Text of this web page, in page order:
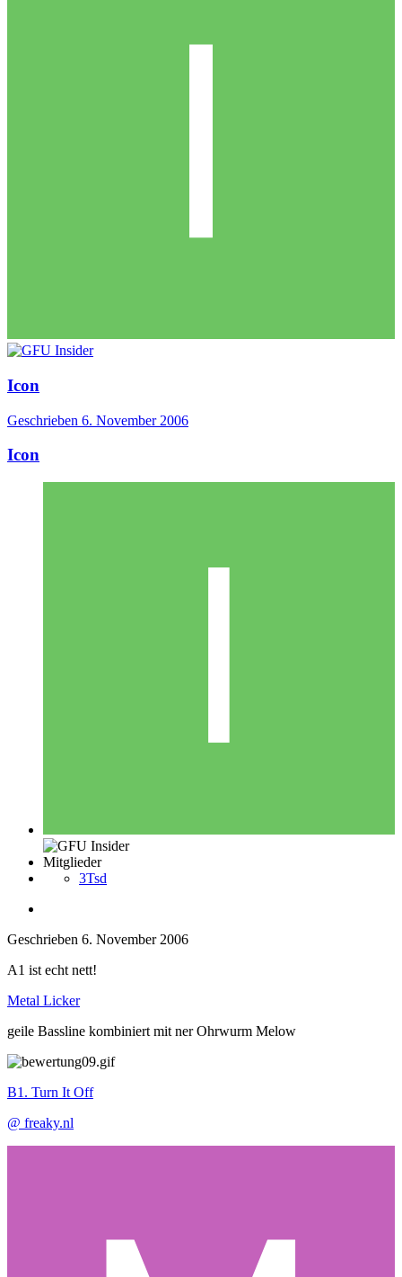
Icon
Geschrieben 6. November 2006
Icon
Mitglieder
3Tsd
Geschrieben 6. November 2006
A1 ist echt nett!
Metal Licker
geile Bassline kombiniert mit ner Ohrwurm Melow
B1. Turn It Off
@ freaky.nl